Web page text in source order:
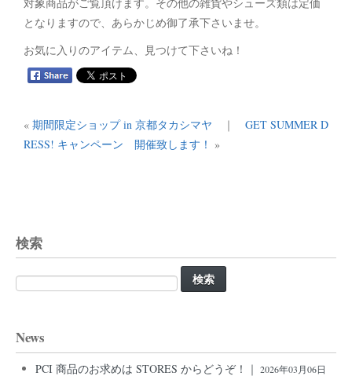
となりますので、あらかじめ御了承下さいませ。
お気に入りのアイテム、見つけて下さいね！
« 期間限定ショップ in 京都タカシマヤ ｜ GET SUMMER D
RESS! キャンペーン 開催致します！ »
検索
検
索:
News
PCI 商品のお求めは STORES からどうぞ！｜ 2026年03月06日